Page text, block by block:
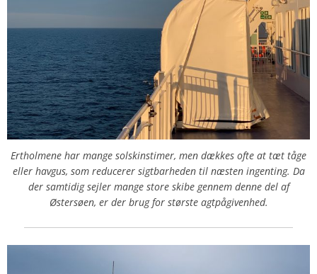
Ertholmene har mange solskinstimer, men dækkes ofte at tæt tåge
eller havgus, som reducerer sigtbarheden til næsten ingenting. Da
der samtidig sejler mange store skibe gennem denne del af
Østersøen, er der brug for største agtpågivenhed.